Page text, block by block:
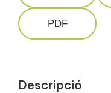
PDF
Descripció